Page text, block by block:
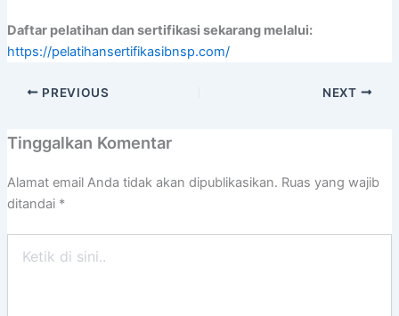
Daftar pelatihan dan sertifikasi sekarang melalui:
https://pelatihansertifikasibnsp.com/
PREVIOUS NEXT
Tinggalkan Komentar
Alamat email Anda tidak akan dipublikasikan. Ruas yang wajib
ditandai *